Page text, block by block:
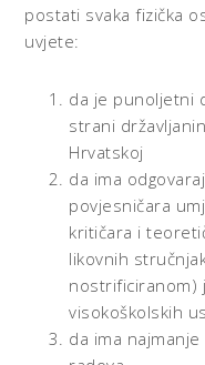
postati svaka fizička
uvjete:
da je punoljetni
strani
Hrvatskoj
da ima
povjesničara
kritičara i
likovnih
nostrificiranom)
visokoškolskih
da ima